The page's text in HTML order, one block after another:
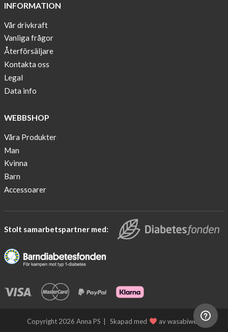
sleeves
Anna
Sjöberg
nominated
as
one
of
in
Lyfebulb
award
2016
We
the
against
diabetes.
Would
us?
news
INFORMATION
Vår drivkraft
Vanliga frågor
Återförsäljare
Kontakta oss
Legal
Data info
WEBBSHOP
Våra Produkter
Man
Kvinna
Barn
Accessoarer
Stolt samarbetspartner med:
Copyright 2026 Anna PS Skapad med av wasabiweb